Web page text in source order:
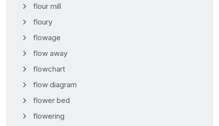
flour mill
floury
flowage
flow away
flowchart
flow diagram
flower bed
flowering